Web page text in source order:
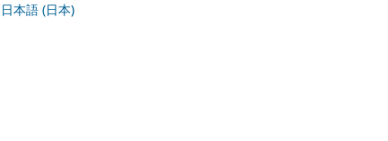
日本語 (日本)